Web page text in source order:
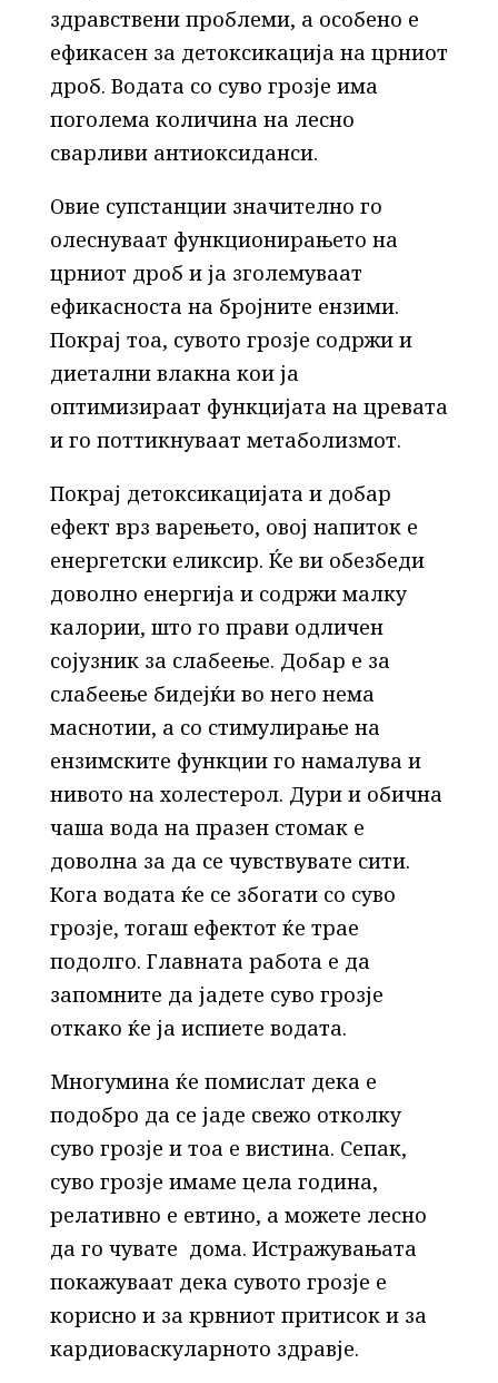
здравствени проблеми, а особено е
ефикасен за детоксикација на црниот
дроб. Водата со суво грозје има
поголема количина на лесно
сварливи антиоксиданси.
Овие супстанции значително го
олеснуваат функционирањето на
црниот дроб и ја зголемуваат
ефикасноста на бројните ензими.
Покрај тоа, сувото грозје содржи и
диетални влакна кои ја
оптимизираат функцијата на цревата
и го поттикнуваат метаболизмот.
Покрај детоксикацијата и добар
ефект врз варењето, овој напиток е
енергетски еликсир. Ќе ви обезбеди
доволно енергија и содржи малку
калории, што го прави одличен
сојузник за слабеење. Добар е за
слабеење бидејќи во него нема
маснотии, а со стимулирање на
ензимските функции го намалува и
нивото на холестерол. Дури и обична
чаша вода на празен стомак е
доволна за да се чувствувате сити.
Кога водата ќе се збогати со суво
грозје, тогаш ефектот ќе трае
подолго. Главната работа е да
запомните да јадете суво грозје
откако ќе ја испиете водата.
Многумина ќе помислат дека е
подобро да се јаде свежо отколку
суво грозје и тоа е вистина. Сепак,
суво грозје имаме цела година,
релативно е евтино, а можете лесно
да го чувате дома. Истражувањата
покажуваат дека сувото грозје е
корисно и за крвниот притисок и за
кардиоваскуларното здравје.